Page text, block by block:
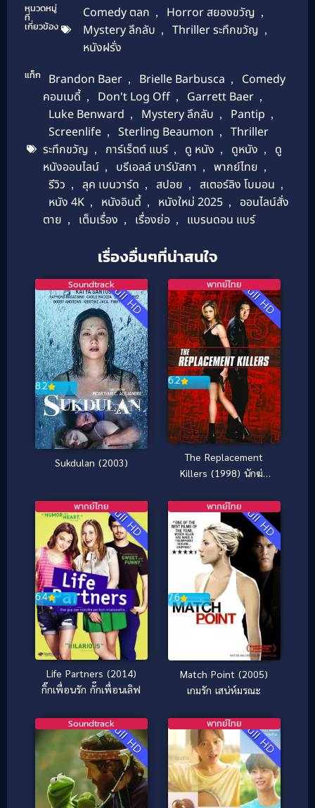
หมวดหมู่
ที่
เกี่ยวข้อง
Comedy ตลก , Horror สยองขวัญ ,
Mystery ลึกลับ , Thriller ระทึกขวัญ ,
หนังฝรั่ง
แท็ก Brandon Baer , Brielle Barbusca ,
Comedy
คอมเมดี้ , Don't Log Off , Garrett Baer ,
Luke Benward , Mystery ลึกลับ , Pantip ,
Screenlife , Sterling Beaumon ,
Thriller
ระทึกขวัญ , การ์เร็ตต์ แบร์ , ดู หนัง , ดูหนัง ,
ดู
หนังออนไลน์ , บรีเอลล์ บาร์บัสกา , พากย์ไทย ,
รีวิว , ลุค เบนวาร์ด , สปอย , สเตอร์ลิง โบมอน ,
หนัง 4K , หนังอินดี้ , หนังใหม่ 2025 ,
ออนไลน์สั่ง
ตาย , เต็มเรื่อง , เรื่องย่อ , แบรนดอน แบร์
เรื่องอื่นๆที่น่าสนใจ
Full HD
8.2
Soundtrack
Sukdulan (2003)
Full HD
6.2
พากย์ไทย
The Replacement
Killers (1998) นักฆ่า
Full HD
6.4
พากย์ไทย
Life Partners (2014)
กิ๊กเพื่อนรัก กั๊กเพื่อนเลิฟ
Full HD
7.6
พากย์ไทย
Match Point (2005)
เกมรัก เสน่ห์มรณะ
Full HD
Soundtrack Full HD
พากย์ไทย